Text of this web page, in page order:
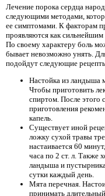
Лечение порока сердца
следующими методами,
ее симптомами. К факторам
проявляются как
По своему характеру боль
бывает невозможно унять.
подойдут следующие
Настойка из ландыша
Чтобы приготовить
спиртом. После этого
приготовления
капель.
Существует иной
ложку сухой травы
настаивается 60
часа по 2 ст. л. Также
ландыша и
сутки каждый день.
Мята перечная.
принимать